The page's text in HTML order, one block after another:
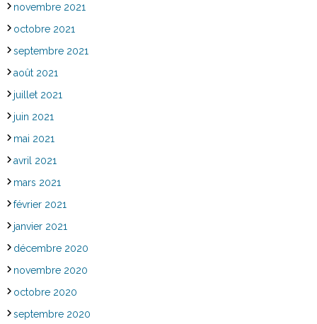
novembre 2021
octobre 2021
septembre 2021
août 2021
juillet 2021
juin 2021
mai 2021
avril 2021
mars 2021
février 2021
janvier 2021
décembre 2020
novembre 2020
octobre 2020
septembre 2020